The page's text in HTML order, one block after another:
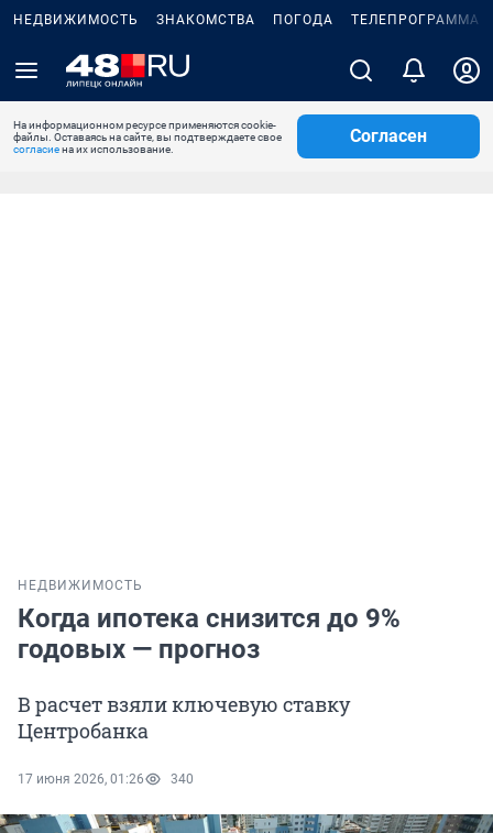
НЕДВИЖИМОСТЬ ЗНАКОМСТВА ПОГОДА ТЕЛЕПРОГРАММА
На информационном ресурсе применяются cookie-
файлы. Оставаясь на сайте, вы подтверждаете свое
согласиена их использование.
Согласен
НЕДВИЖИМОСТЬ
Когда ипотека снизится до 9%
годовых — прогноз
В расчет взяли ключевую ставку
Центробанка
17 июня 2026, 01:26 340